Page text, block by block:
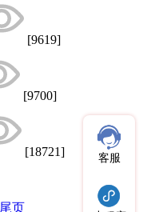
[9619]
[9700]
[18721] 客服
尾页